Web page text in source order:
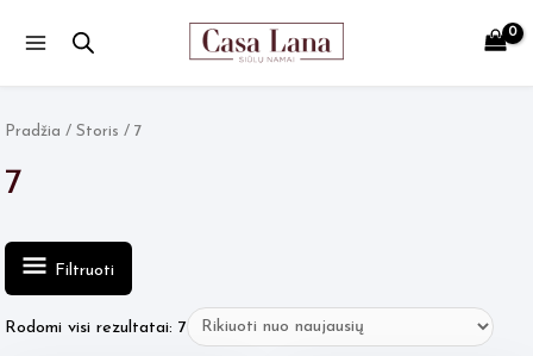
Pradžia / Storis / 7
7
Filtruoti
Rodomi visi rezultatai: 7Rūšiuojama